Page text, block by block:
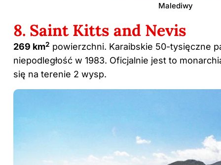
Malediwy
8. Saint Kitts and Nevis
269 km2 powierzchni. Karaibskie 50-tysięczne
niepodległość w 1983. Oficjalnie jest to
się na terenie 2 wysp.